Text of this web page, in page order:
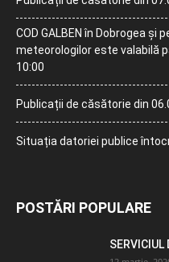
COD GALBEN în Dobrogea și
meteorologilor este valabilă
10:00
Publicații de căsătorie din
Situația datoriei publice
POSTĂRI POPULARE
SERVICIUL